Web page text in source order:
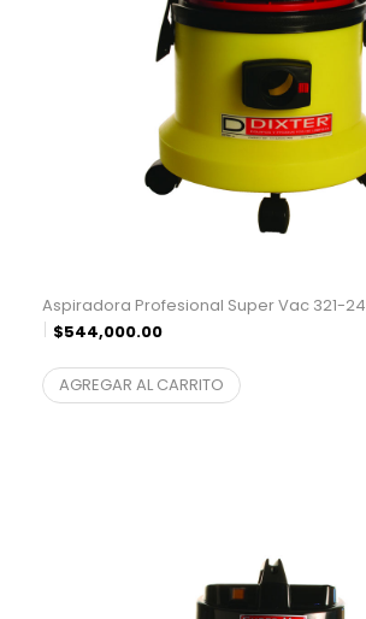
Aspiradora Profesional Super Vac 321-24
$544,000.00
AGREGAR AL CARRITO